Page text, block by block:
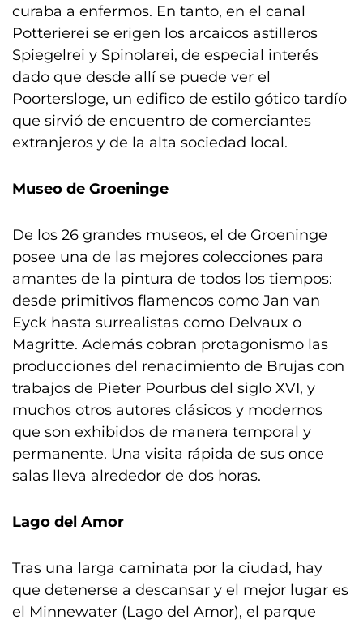
curaba a enfermos. En tanto, en el canal
Potterierei se erigen los arcaicos astilleros
Spiegelrei y Spinolarei, de especial interés
dado que desde allí se puede ver el
Poortersloge, un edifico de estilo gótico tardío
que sirvió de encuentro de comerciantes
extranjeros y de la alta sociedad local.
Museo de Groeninge
De los 26 grandes museos, el de Groeninge
posee una de las mejores colecciones para
amantes de la pintura de todos los tiempos:
desde primitivos flamencos como Jan van
Eyck hasta surrealistas como Delvaux o
Magritte. Además cobran protagonismo las
producciones del renacimiento de Brujas con
trabajos de Pieter Pourbus del siglo XVI, y
muchos otros autores clásicos y modernos
que son exhibidos de manera temporal y
permanente. Una visita rápida de sus once
salas lleva alrededor de dos horas.
Lago del Amor
Tras una larga caminata por la ciudad, hay
que detenerse a descansar y el mejor lugar es
el Minnewater (Lago del Amor), el parque